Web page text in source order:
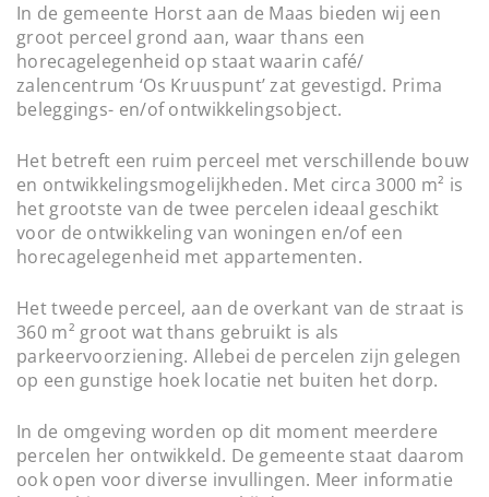
In de gemeente Horst aan de Maas bieden wij een
groot perceel grond aan, waar thans een
horecagelegenheid op staat waarin café/
zalencentrum ‘Os Kruuspunt’ zat gevestigd. Prima
beleggings- en/of ontwikkelingsobject.
Het betreft een ruim perceel met verschillende bouw
en ontwikkelingsmogelijkheden. Met circa 3000 m² is
het grootste van de twee percelen ideaal geschikt
voor de ontwikkeling van woningen en/of een
horecagelegenheid met appartementen.
Het tweede perceel, aan de overkant van de straat is
360 m² groot wat thans gebruikt is als
parkeervoorziening. Allebei de percelen zijn gelegen
op een gunstige hoek locatie net buiten het dorp.
In de omgeving worden op dit moment meerdere
percelen her ontwikkeld. De gemeente staat daarom
ook open voor diverse invullingen. Meer informatie